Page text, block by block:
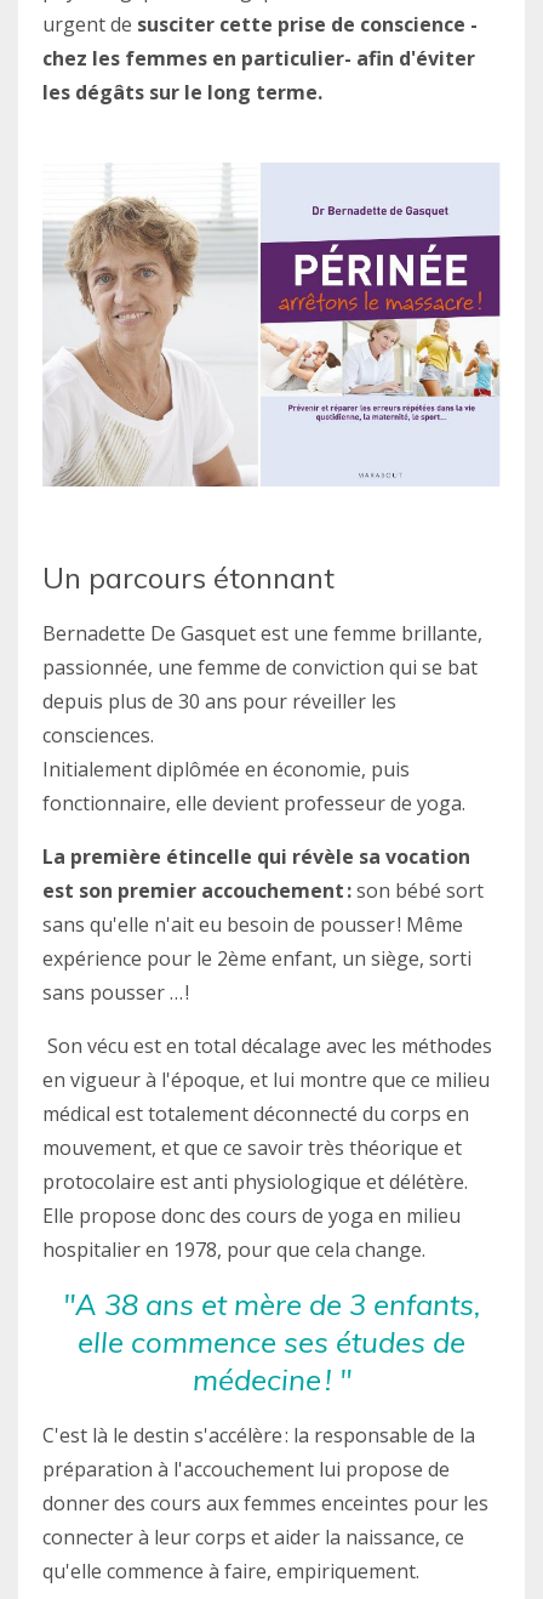
urgent de susciter cette prise de conscience -
chez les femmes en particulier- afin d'éviter
les dégâts sur le long terme.
Un parcours étonnant
Bernadette De Gasquet est une femme brillante,
passionnée, une femme de conviction qui se bat
depuis plus de 30 ans pour réveiller les
consciences.
Initialement diplômée en économie, puis
fonctionnaire, elle devient professeur de yoga.
La première étincelle qui révèle sa vocation
est son premier accouchement :son bébé sort
sans qu'elle n'ait eu besoin de pousser ! Même
expérience pour le 2ème enfant, un siège, sorti
sans pousser … !
Son vécu est en total décalage avec les méthodes
en vigueur à l'époque, et lui montre que ce milieu
médical est totalement déconnecté du corps en
mouvement, et que ce savoir très théorique et
protocolaire est anti physiologique et délétère.
Elle propose donc des cours de yoga en milieu
hospitalier en 1978, pour que cela change.
"A 38 ans et mère de 3 enfants,
elle commence ses études de
médecine ! "
C'est là le destin s'accélère : la responsable de la
préparation à l'accouchement lui propose de
donner des cours aux femmes enceintes pour les
connecter à leur corps et aider la naissance, ce
qu'elle commence à faire, empiriquement.